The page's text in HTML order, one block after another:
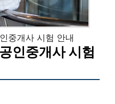
중개사 시험 안내
인중개사 시험